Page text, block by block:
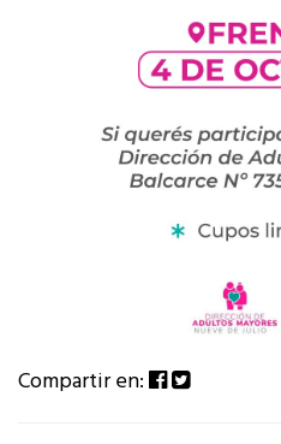
Compartir en: